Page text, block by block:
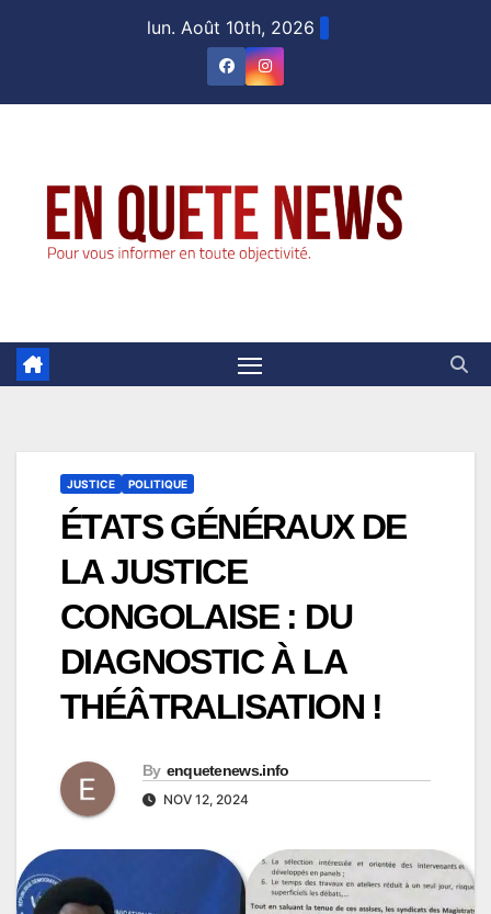
lun. Août 10th, 2026
JUSTICE POLITIQUE
ÉTATS GÉNÉRAUX DE
LA JUSTICE
CONGOLAISE : DU
DIAGNOSTIC À LA
THÉÂTRALISATION !
By enquetenews.info
NOV 12, 2024